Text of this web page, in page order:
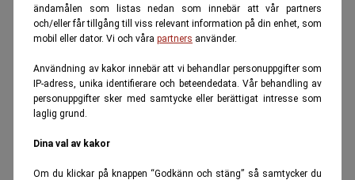
ändamålen som listas nedan som innebär att vår partners
och/eller får tillgång till viss relevant information på din enhet, som
mobil eller dator. Vi och våra partners använder.
Användning av kakor innebär att vi behandlar personuppgifter som
IP-adress, unika identifierare och beteendedata. Vår behandling av
personuppgifter sker med samtycke eller berättigat intresse som
laglig grund.
Dina val av kakor
Om du klickar på knappen “Godkänn och stäng” så samtycker du